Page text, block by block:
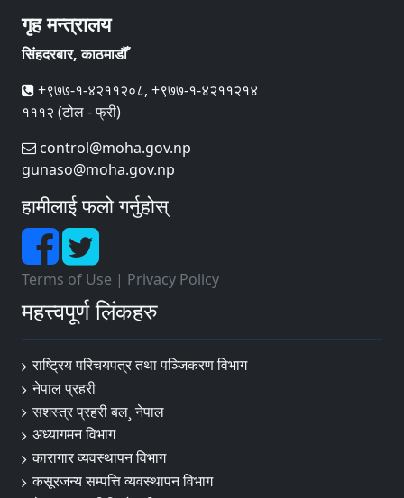
गृह मन्त्रालय
सिंहदरबार, काठमाडौँ
+९७७-१-४२११२०८, +९७७-१-४२११२१४
१११२ (टोल - फ्री)
control@moha.gov.np
gunaso@moha.gov.np
हामीलाई फलो गर्नुहोस्
Terms of Use | Privacy Policy
महत्त्वपूर्ण लिंकहरु
राष्ट्रिय परिचयपत्र तथा पञ्‍जिकरण विभाग
नेपाल प्रहरी
सशस्त्र प्रहरी बल¸ नेपाल
अध्यागमन विभाग
कारागार व्यवस्थापन विभाग
कसूरजन्य सम्पत्ति व्यवस्थापन विभाग